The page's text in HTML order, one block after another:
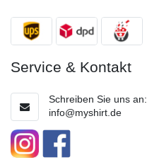
Service & Kontakt
Schreiben Sie uns an:
info@myshirt.de